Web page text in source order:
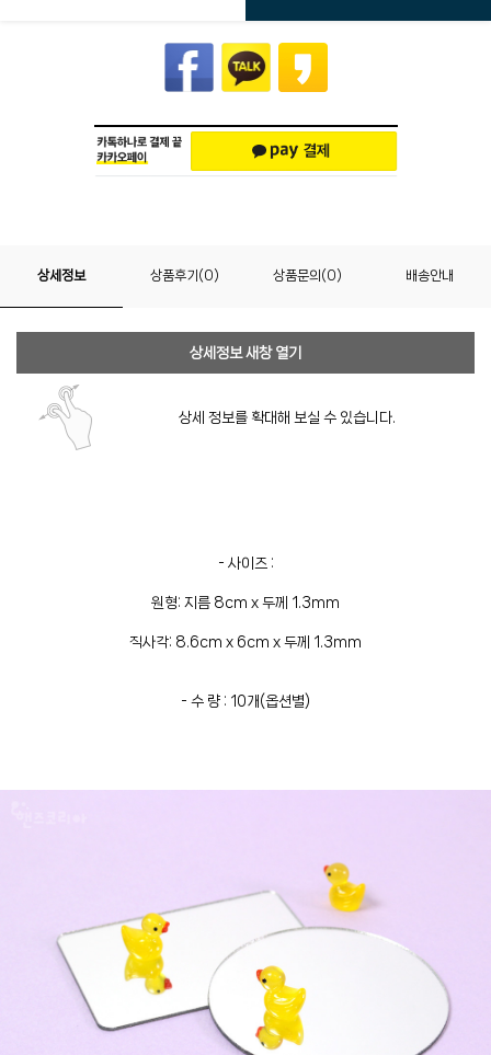
상세정보 상품후기(0) 상품문의(0) 배송안내
상세정보 새창 열기
상세 정보를 확대해 보실 수 있습니다.
- 사이즈 :
원형: 지름 8cm x 두께 1.3mm
직사각: 8.6cm x 6cm x 두께 1.3mm
- 수 량 : 10개(옵션별)